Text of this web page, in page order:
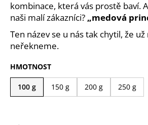
kombinace, která vás prostě baví.
naši malí zákazníci? „medová
Ten název se u nás tak chytil, že
neřekneme.
HMOTNOST
100 g 150 g 200 g 250 g
o